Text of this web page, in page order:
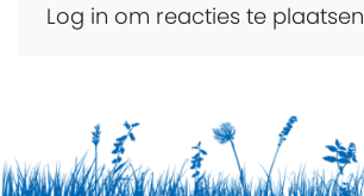
Log in om reacties te plaatsen